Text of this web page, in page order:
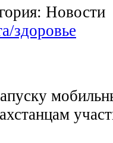
Новости
здоровье